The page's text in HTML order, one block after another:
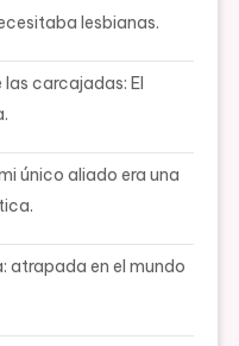
lesbianas.
carcajadas: El
único aliado era una
atrapada en el mundo